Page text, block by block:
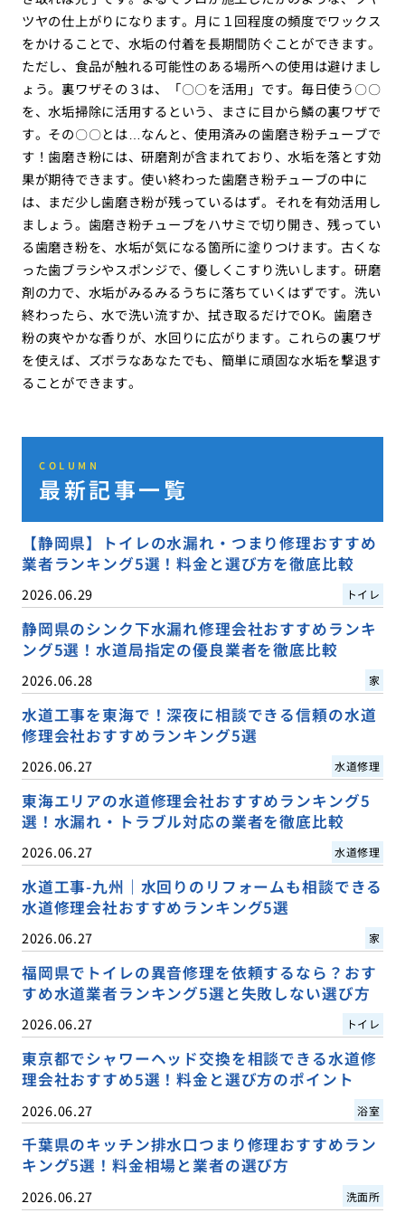
ツヤの仕上がりになります。月に１回程度の頻度でワックス
をかけることで、水垢の付着を長期間防ぐことができます。
ただし、食品が触れる可能性のある場所への使用は避けまし
ょう。裏ワザその３は、「〇〇を活用」です。毎日使う〇〇
を、水垢掃除に活用するという、まさに目から鱗の裏ワザで
す。その〇〇とは…なんと、使用済みの歯磨き粉チューブで
す！歯磨き粉には、研磨剤が含まれており、水垢を落とす効
果が期待できます。使い終わった歯磨き粉チューブの中に
は、まだ少し歯磨き粉が残っているはず。それを有効活用し
ましょう。歯磨き粉チューブをハサミで切り開き、残ってい
る歯磨き粉を、水垢が気になる箇所に塗りつけます。古くな
った歯ブラシやスポンジで、優しくこすり洗いします。研磨
剤の力で、水垢がみるみるうちに落ちていくはずです。洗い
終わったら、水で洗い流すか、拭き取るだけでOK。歯磨き
粉の爽やかな香りが、水回りに広がります。これらの裏ワザ
を使えば、ズボラなあなたでも、簡単に頑固な水垢を撃退す
ることができます。
COLUMN
最新記事一覧
【静岡県】トイレの水漏れ・つまり修理おすすめ
業者ランキング5選！料金と選び方を徹底比較
2026.06.29 トイレ
静岡県のシンク下水漏れ修理会社おすすめランキ
ング5選！水道局指定の優良業者を徹底比較
2026.06.28 家
水道工事を東海で！深夜に相談できる信頼の水道
修理会社おすすめランキング5選
2026.06.27 水道修理
東海エリアの水道修理会社おすすめランキング5
選！水漏れ・トラブル対応の業者を徹底比較
2026.06.27 水道修理
水道工事-九州｜水回りのリフォームも相談できる
水道修理会社おすすめランキング5選
2026.06.27 家
福岡県でトイレの異音修理を依頼するなら？おす
すめ水道業者ランキング5選と失敗しない選び方
2026.06.27 トイレ
東京都でシャワーヘッド交換を相談できる水道修
理会社おすすめ5選！料金と選び方のポイント
2026.06.27 浴室
千葉県のキッチン排水口つまり修理おすすめラン
キング5選！料金相場と業者の選び方
2026.06.27 洗面所